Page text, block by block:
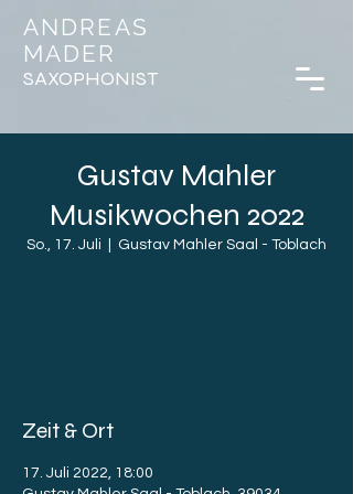
ANDREAS
MADER
SAXOPHONIST
Gustav Mahler
Musikwochen 2022
So., 17. Juli Gustav Mahler Saal - Toblach
Zeit & Ort
17. Juli 2022, 18:00